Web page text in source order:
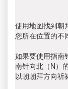
使用地图找到朝
您所在位置的不
如果要使用指南
南针向北（N）
以朝朝拜方向祈